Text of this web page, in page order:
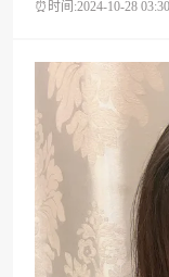
⏰时间:2024-10-28